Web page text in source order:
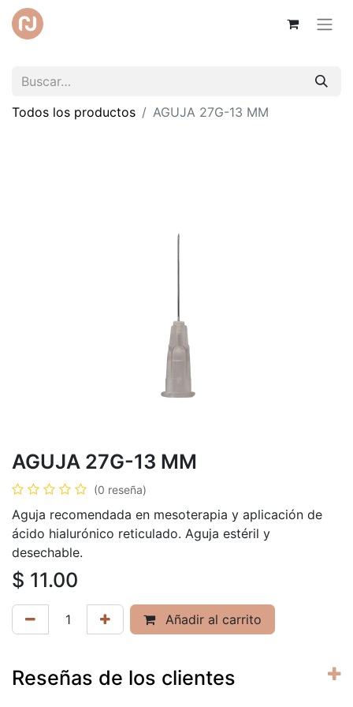
Todos los productos AGUJA 27G-13 MM
AGUJA 27G-13 MM
(0 reseña)
Aguja recomendada en mesoterapia y aplicación de
ácido hialurónico reticulado. Aguja estéril y
desechable.
$ 11.00
Añadir al carrito
Reseñas de los clientes